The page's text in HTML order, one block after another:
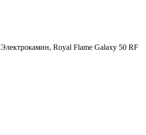
Электрокамин, Royal Flame Galaxy 50 RF